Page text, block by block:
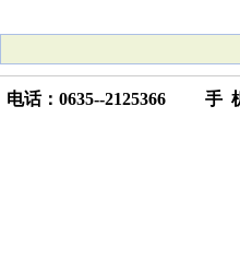
电话：0635--2125366 手 机